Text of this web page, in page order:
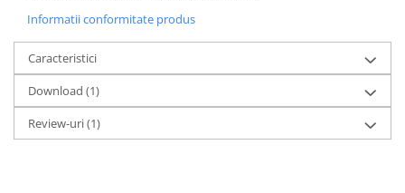
Informatii conformitate produs
Caracteristici
Download (1)
Review-uri(1)